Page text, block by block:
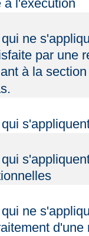
à l'exécution
ne
par une
à la
ne
d'une